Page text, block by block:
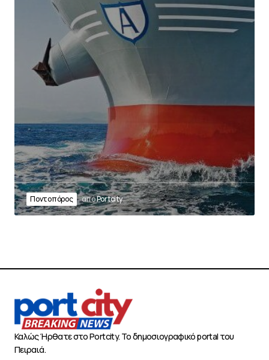
Ποντοπόρος απόPortcity
Καλώς Ήρθατε στο Portcity. Το δημοσιογραφικό portal του
Πειραιά.